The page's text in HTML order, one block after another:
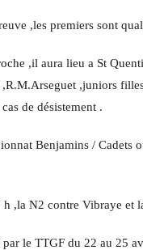
,les premiers sont
,il aura lieu a St
,juniors
de désistement .
Benjamins /
,la N2 contre Vibraye et
le TTGF du 22 au 25